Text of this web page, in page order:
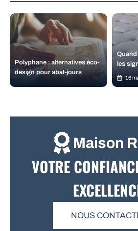
Polyphane : alternatives éco-
design pour abat-jours
Quand
les
16
Maison
VOTRE
NOUS